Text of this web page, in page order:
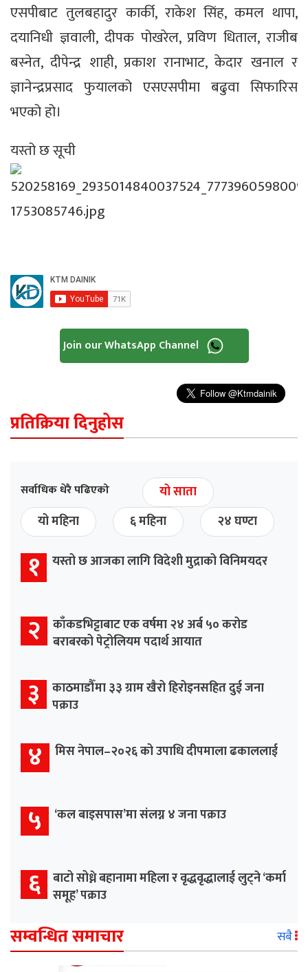
एसपीबाट तुलबहादुर कार्की, राकेश सिंह, कमल थापा,
दयानिधी ज्ञवाली, दीपक पोखरेल, प्रविण धिताल, राजीब
बस्नेत, दीपेन्द्र शाही, प्रकाश रानाभाट, केदार खनाल र
ज्ञानेन्द्रप्रसाद फुयालको एसएसपीमा बढुवा सिफारिस
भएको हो।
यस्तो छ सूची
Join our WhatsApp Channel
प्रतिक्रिया दिनुहोस
सर्वाधिक धेरै पढिएको
यो साता
यो महिना
६ महिना २४ घण्टा
१ यस्तो छ आजका लागि विदेशी मुद्राको विनिमयदर
२
काँकडभिट्टाबाट एक वर्षमा २४ अर्ब ५० करोड
बराबरको पेट्रोलियम पदार्थ आयात
३
काठमाडौँमा ३३ ग्राम खैरो हिरोइनसहित दुई जना
पक्राउ
४ मिस नेपाल–२०२६ को उपाधि दीपमाला ढकाललाई
५ ‘कल बाइसपास’मा संलग्न ४ जना पक्राउ
६ बाटो सोध्ने बहानामा महिला र वृद्धवृद्धालाई लुट्ने ‘कर्मा
समूह’ पक्राउ
सम्वन्धित समाचार सबै